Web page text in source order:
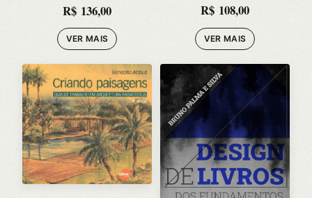
R$ 136,00
VER MAIS
R$ 108,00
VER MAIS